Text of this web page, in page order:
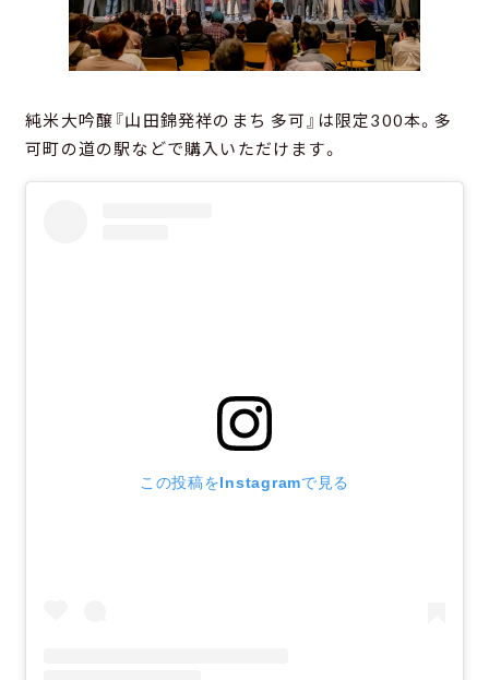
純米大吟醸『山田錦発祥のまち 多可』は限定300本。多
可町の道の駅などで購入いただけます。
この投稿をInstagramで見る